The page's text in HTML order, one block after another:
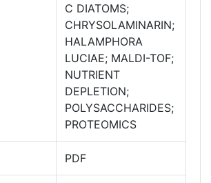
C DIATOMS;
CHRYSOLAMINARIN;
HALAMPHORA
LUCIAE; MALDI-TOF;
NUTRIENT
DEPLETION;
POLYSACCHARIDES;
PROTEOMICS
PDF